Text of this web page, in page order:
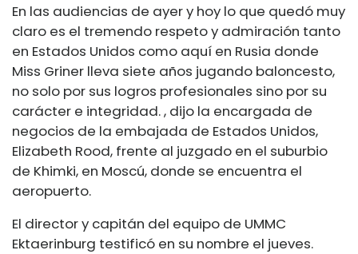
En las audiencias de ayer y hoy lo que quedó muy
claro es el tremendo respeto y admiración tanto
en Estados Unidos como aquí en Rusia donde
Miss Griner lleva siete años jugando baloncesto,
no solo por sus logros profesionales sino por su
carácter e integridad. , dijo la encargada de
negocios de la embajada de Estados Unidos,
Elizabeth Rood, frente al juzgado en el suburbio
de Khimki, en Moscú, donde se encuentra el
aeropuerto.
El director y capitán del equipo de UMMC
Ektaerinburg testificó en su nombre el jueves.